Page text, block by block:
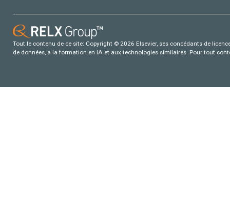
Tout le contenu de ce site: Copyright © 2026 Elsevier, ses concédants de
de données, a la formation en IA et aux technologies similaires. Pour tout